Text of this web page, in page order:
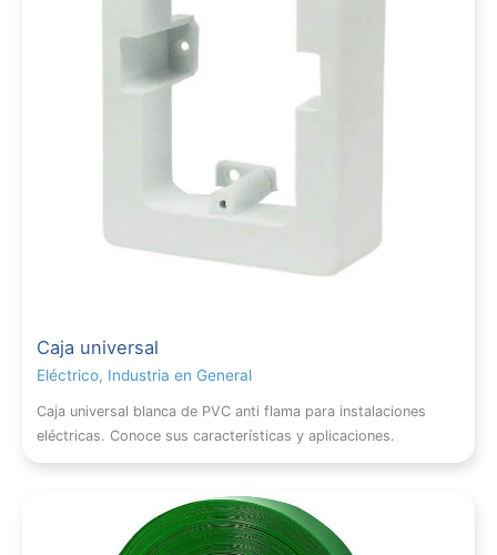
Caja universal
Eléctrico, Industria en General
Caja universal blanca de PVC anti flama para instalaciones
eléctricas. Conoce sus características y aplicaciones.